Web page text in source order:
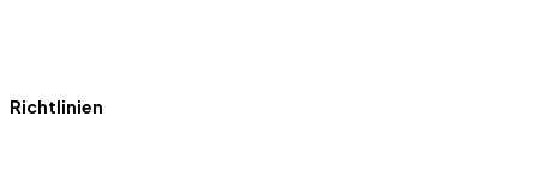
Richtlinien